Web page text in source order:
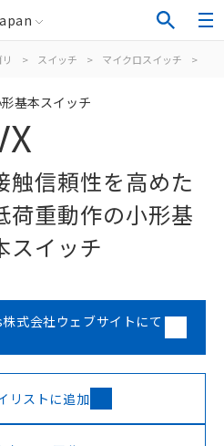
> スイッチ > マイクロスイッチ >
基本スイッチ
触信頼性を高めた
荷重動作の小形基
スイッチ
式会社ウェブサイトにて
リストに追加